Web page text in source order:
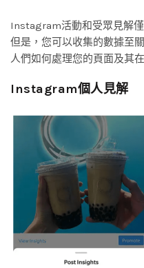
Instagram活動和受眾見解
但是，您可以收集的數據至
人們如何處理您的頁面及其
Instagram個人見解